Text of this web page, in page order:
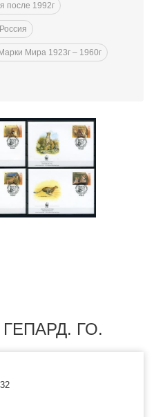
после 1992г
Марки Мира 1923г – 1960г
ГЕПАРД. ГО.